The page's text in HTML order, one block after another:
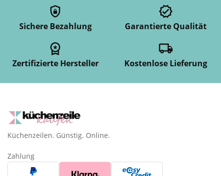
Sichere Bezahlung Garantierte Qualität
Zertifizierte Hersteller Kostenlose Lieferung
Küchenzeilen. Günstig. Online.
Zahlung